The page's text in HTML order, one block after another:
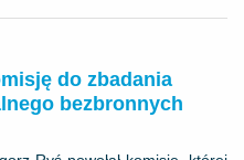
do zbadania
bezbronnych